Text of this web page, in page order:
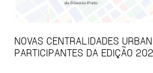
NOVAS CENTRALIDADES
PARTICIPANTES DA EDIÇÃO